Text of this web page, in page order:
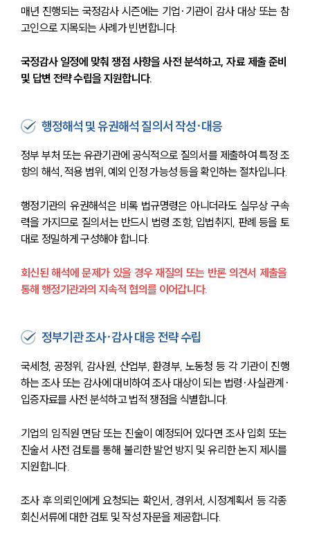
매년 진행되는 국정감사 시즌에는 기업·기관이 감사 대상 또는 참
고인으로 지목되는 사례가 빈번합니다.
국정감사 일정에 맞춰 쟁점 사항을 사전 분석하고, 자료 제출 준비
및 답변 전략 수립을 지원합니다.
행정해석 및 유권해석 질의서 작성·대응
정부 부처 또는 유관기관에 공식적으로 질의서를 제출하여 특정 조
항의 해석, 적용 범위, 예외 인정 가능성 등을 확인하는 절차입니다.
행정기관의 유권해석은 비록 법규명령은 아니더라도 실무상 구속
력을 가지므로 질의서는 반드시 법령 조항, 입법취지, 판례 등을 토
대로 정밀하게 구성해야 합니다.
회신된 해석에 문제가 있을 경우 재질의 또는 반론 의견서 제출을
통해 행정기관과의 지속적 협의를 이어갑니다.
정부기관 조사·감사 대응 전략 수립
국세청, 공정위, 감사원, 산업부, 환경부, 노동청 등 각 기관이 진행
하는 조사 또는 감사에 대비하여 조사 대상이 되는 법령·사실관계·
입증자료를 사전 분석하고 법적 쟁점을 식별합니다.
기업의 임직원 면담 또는 진술이 예정되어 있다면 조사 입회 또는
진술서 사전 검토를 통해 불리한 발언 방지 및 유리한 논지 제시를
지원합니다.
조사 후 의뢰인에게 요청되는 확인서, 경위서, 시정계획서 등 각종
회신서류에 대한 검토 및 작성 자문을 제공합니다.